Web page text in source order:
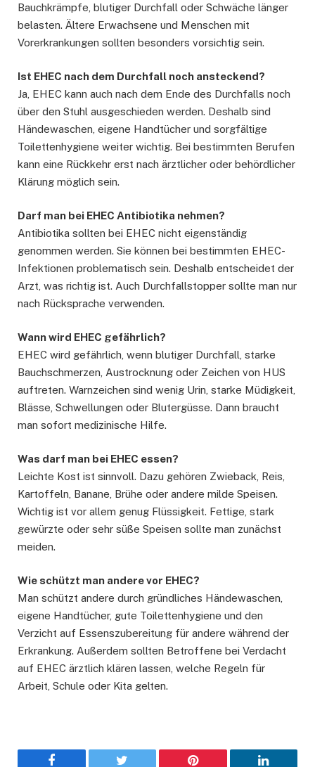
Bauchkrämpfe, blutiger Durchfall oder Schwäche länger
belasten. Ältere Erwachsene und Menschen mit
Vorerkrankungen sollten besonders vorsichtig sein.
Ist EHEC nach dem Durchfall noch ansteckend?
Ja, EHEC kann auch nach dem Ende des Durchfalls noch
über den Stuhl ausgeschieden werden. Deshalb sind
Händewaschen, eigene Handtücher und sorgfältige
Toilettenhygiene weiter wichtig. Bei bestimmten Berufen
kann eine Rückkehr erst nach ärztlicher oder behördlicher
Klärung möglich sein.
Darf man bei EHEC Antibiotika nehmen?
Antibiotika sollten bei EHEC nicht eigenständig
genommen werden. Sie können bei bestimmten EHEC-
Infektionen problematisch sein. Deshalb entscheidet der
Arzt, was richtig ist. Auch Durchfallstopper sollte man nur
nach Rücksprache verwenden.
Wann wird EHEC gefährlich?
EHEC wird gefährlich, wenn blutiger Durchfall, starke
Bauchschmerzen, Austrocknung oder Zeichen von HUS
auftreten. Warnzeichen sind wenig Urin, starke Müdigkeit,
Blässe, Schwellungen oder Blutergüsse. Dann braucht
man sofort medizinische Hilfe.
Was darf man bei EHEC essen?
Leichte Kost ist sinnvoll. Dazu gehören Zwieback, Reis,
Kartoffeln, Banane, Brühe oder andere milde Speisen.
Wichtig ist vor allem genug Flüssigkeit. Fettige, stark
gewürzte oder sehr süße Speisen sollte man zunächst
meiden.
Wie schützt man andere vor EHEC?
Man schützt andere durch gründliches Händewaschen,
eigene Handtücher, gute Toilettenhygiene und den
Verzicht auf Essenszubereitung für andere während der
Erkrankung. Außerdem sollten Betroffene bei Verdacht
auf EHEC ärztlich klären lassen, welche Regeln für
Arbeit, Schule oder Kita gelten.